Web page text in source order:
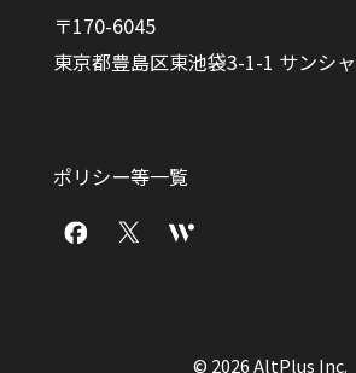
〒170-6045
東京都豊島区東池袋3-1-1 サンシ
ポリシー等一覧
© 2026 AltPlus Inc.